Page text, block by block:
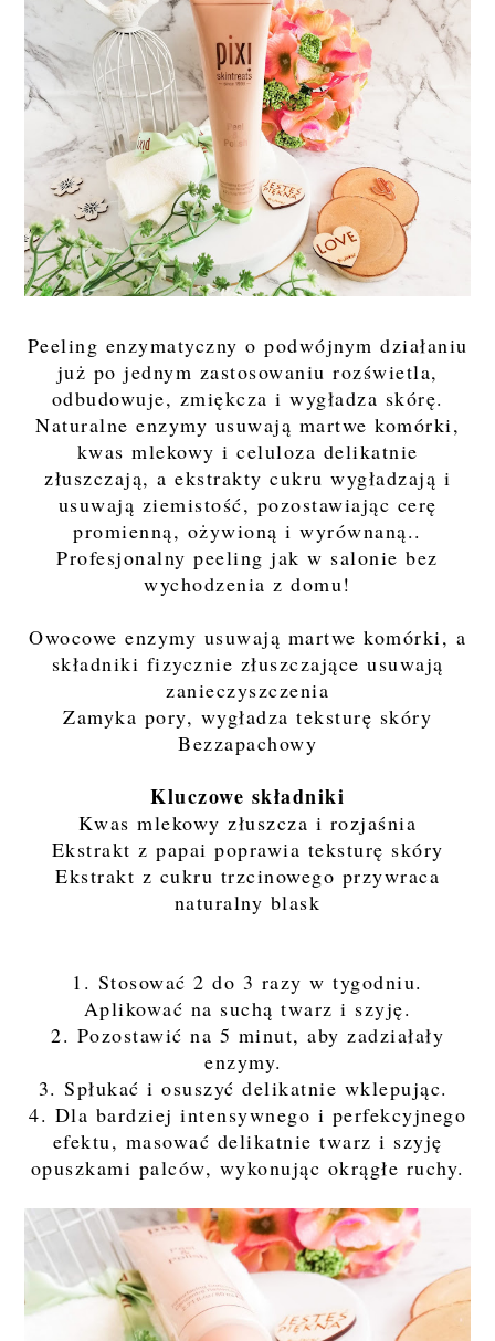
Peeling enzymatyczny o podwójnym działaniu
już po jednym zastosowaniu rozświetla,
odbudowuje, zmiękcza i wygładza skórę.
Naturalne enzymy usuwają martwe komórki,
kwas mlekowy i celuloza delikatnie
złuszczają, a ekstrakty cukru wygładzają i
usuwają ziemistość, pozostawiając cerę
promienną, ożywioną i wyrównaną..
Profesjonalny peeling jak w salonie bez
wychodzenia z domu!
Owocowe enzymy usuwają martwe komórki, a
składniki fizycznie złuszczające usuwają
zanieczyszczenia
Zamyka pory, wygładza teksturę skóry
Bezzapachowy
Kluczowe składniki
Kwas mlekowy złuszcza i rozjaśnia
Ekstrakt z papai poprawia teksturę skóry
Ekstrakt z cukru trzcinowego przywraca
naturalny blask
1. Stosować 2 do 3 razy w tygodniu.
Aplikować na suchą twarz i szyję.
2. Pozostawić na 5 minut, aby zadziałały
enzymy.
3. Spłukać i osuszyć delikatnie wklepując.
4. Dla bardziej intensywnego i perfekcyjnego
efektu, masować delikatnie twarz i szyję
opuszkami palców, wykonując okrągłe ruchy.